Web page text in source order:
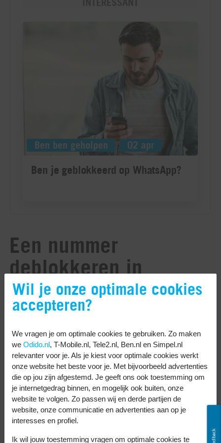
Een nummer
deblokkeren in
WhatsApp.
Als je iemand in WhatsApp hebt
geblokkeerd, moet je wat andere stappen
ondernemen. Zo deblokkeer je iemand in
WhatsApp:
Open WhatsApp.
Ga naarInstellingen.
Tik opPrivacy.
Feedback
Wil je onze optimale cookies
accepteren?
We vragen je om optimale cookies te gebruiken. Zo maken
we Odido.nl, T-Mobile.nl, Tele2.nl, Ben.nl en Simpel.nl
relevanter voor je. Als je kiest voor optimale cookies werkt
onze website het beste voor je. Met bijvoorbeeld advertenties
die op jou zijn afgestemd. Je geeft ons ook toestemming om
je internetgedrag binnen, en mogelijk ook buiten, onze
website te volgen. Zo passen wij en derde partijen de
website, onze communicatie en advertenties aan op je
interesses en profiel.
Ik wil jouw toestemming vragen om optimale cookies te